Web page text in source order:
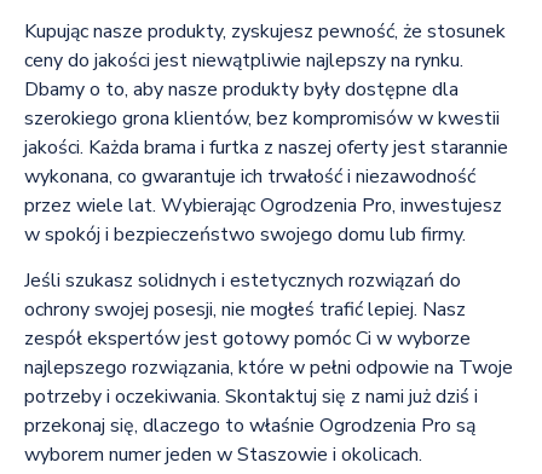
Kupując nasze produkty, zyskujesz pewność, że stosunek
ceny do jakości jest niewątpliwie najlepszy na rynku.
Dbamy o to, aby nasze produkty były dostępne dla
szerokiego grona klientów, bez kompromisów w kwestii
jakości. Każda brama i furtka z naszej oferty jest starannie
wykonana, co gwarantuje ich trwałość i niezawodność
przez wiele lat. Wybierając Ogrodzenia Pro, inwestujesz
w spokój i bezpieczeństwo swojego domu lub firmy.
Jeśli szukasz solidnych i estetycznych rozwiązań do
ochrony swojej posesji, nie mogłeś trafić lepiej. Nasz
zespół ekspertów jest gotowy pomóc Ci w wyborze
najlepszego rozwiązania, które w pełni odpowie na Twoje
potrzeby i oczekiwania. Skontaktuj się z nami już dziś i
przekonaj się, dlaczego to właśnie Ogrodzenia Pro są
wyborem numer jeden w Staszowie i okolicach.